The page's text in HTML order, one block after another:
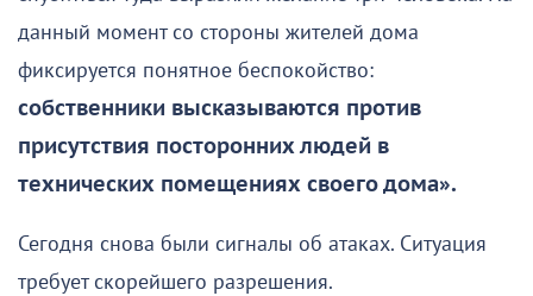
данный момент со стороны жителей дома
фиксируется понятное беспокойство:
собственники высказываются против
присутствия посторонних людей в
технических помещениях своего дома».
Сегодня снова были сигналы об атаках. Ситуация
требует скорейшего разрешения.